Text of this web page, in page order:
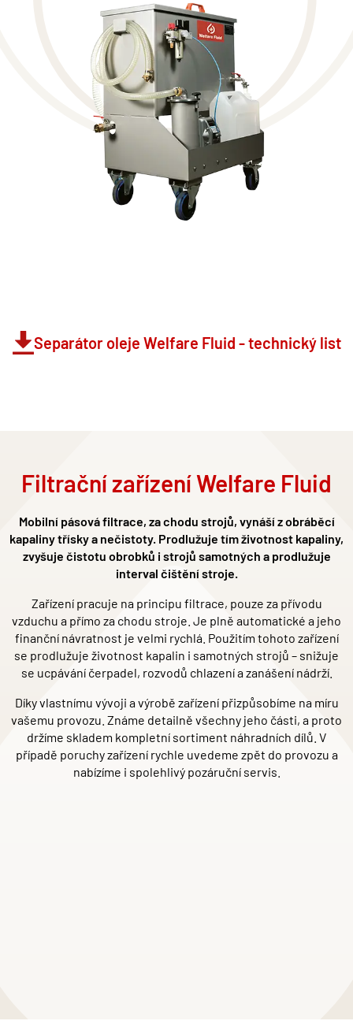
Separátor oleje Welfare Fluid - technický list
Filtrační zařízení Welfare Fluid
Mobilní pásová filtrace, za chodu strojů, vynáší z obráběcí
kapaliny třísky a nečistoty. Prodlužuje tím životnost kapaliny,
zvyšuje čistotu obrobků i strojů samotných a prodlužuje
interval čištění stroje.
Zařízení pracuje na principu filtrace, pouze za přívodu
vzduchu a přímo za chodu stroje. Je plně automatické a jeho
finanční návratnost je velmi rychlá. Použitím tohoto zařízení
se prodlužuje životnost kapalin i samotných strojů – snižuje
se ucpávání čerpadel, rozvodů chlazení a zanášení nádrží.
Díky vlastnímu vývoji a výrobě zařízení přizpůsobíme na míru
vašemu provozu. Známe detailně všechny jeho části, a proto
držíme skladem kompletní sortiment náhradních dílů. V
případě poruchy zařízení rychle uvedeme zpět do provozu a
nabízíme i spolehlivý pozáruční servis.